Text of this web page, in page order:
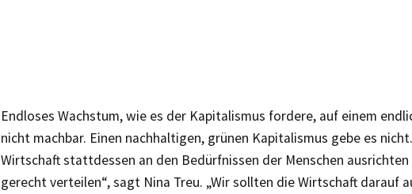
Endloses Wachstum, wie es der Kapitalismus fordere, auf einem
nicht machbar. Einen nachhaltigen, grünen Kapitalismus gebe es
Wirtschaft stattdessen an den Bedürfnissen der Menschen
gerecht verteilen“, sagt Nina Treu. „Wir sollten die Wirtschaft darauf